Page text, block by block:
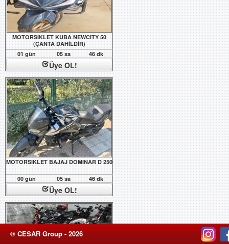
MOTORSIKLET KUBA NEWCITY 50
(ÇANTA DAHİLDİR)
01 gün
05 sa 46 dk
Üye OL!
MOTORSIKLET BAJAJ DOMINAR D 250
00 gün 05 sa 46 dk
Üye OL!
© CESAR Group - 2026